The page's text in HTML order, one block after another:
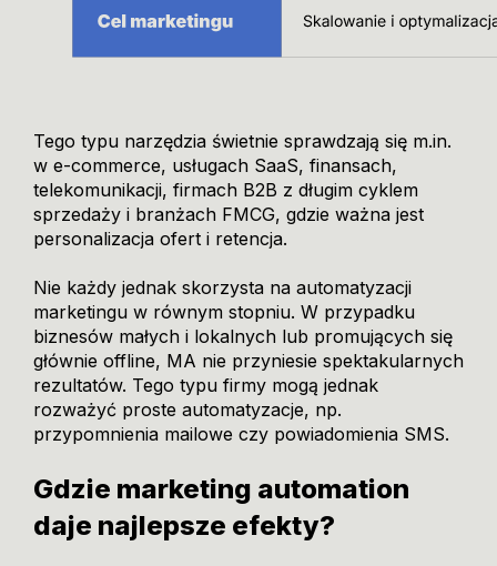
Tego typu narzędzia świetnie sprawdzają się m.in.
w e-commerce, usługach SaaS, finansach,
telekomunikacji, firmach B2B z długim cyklem
sprzedaży i branżach FMCG, gdzie ważna jest
personalizacja ofert i retencja.
Nie każdy jednak skorzysta na automatyzacji
marketingu w równym stopniu. W przypadku
biznesów małych i lokalnych lub promujących się
głównie offline, MA nie przyniesie spektakularnych
rezultatów. Tego typu firmy mogą jednak
rozważyć proste automatyzacje, np.
przypomnienia mailowe czy powiadomienia SMS.
Gdzie marketing automation
daje najlepsze efekty?